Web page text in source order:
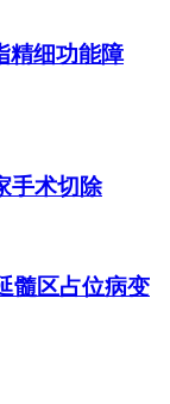
精细功能障
手术切除
髓区占位病变